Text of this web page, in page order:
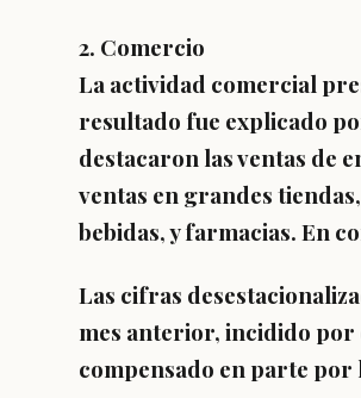
2. Comercio
La actividad comercial
resultado fue explicado
destacaron las ventas de
ventas en grandes
bebidas, y farmacias. En
Las cifras
mes anterior, incidido
compensado en parte por